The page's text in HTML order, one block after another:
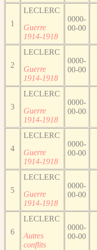
1
LECLERC
Guerre
1914-1918
0000-
00-00
2
LECLERC
Guerre
1914-1918
0000-
00-00
3
LECLERC
Guerre
1914-1918
0000-
00-00
4
LECLERC
Guerre
1914-1918
0000-
00-00
5
LECLERC
Guerre
1914-1918
0000-
00-00
6
LECLERC
Autres
conflits
0000-
00-00